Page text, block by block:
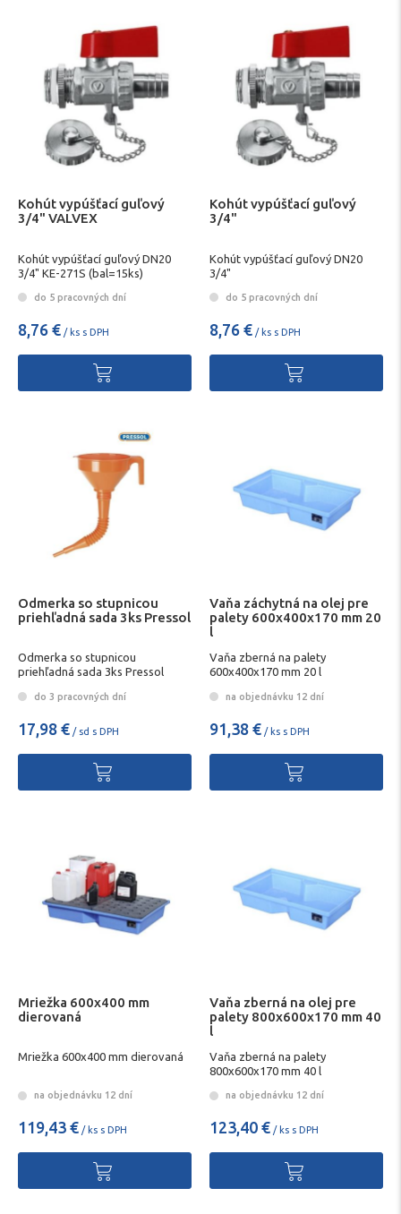
Kohút vypúšťací guľový
3/4" VALVEX
Kohút vypúšťací guľový DN20
3/4" KE-271S (bal=15ks)
do 5 pracovných dní
8,76 € / ks s DPH
Kohút vypúšťací guľový
3/4"
Kohút vypúšťací guľový DN20
3/4"
do 5 pracovných dní
8,76 € / ks s DPH
Odmerka so stupnicou
priehľadná sada 3ks Pressol
Odmerka so stupnicou
priehľadná sada 3ks Pressol
do 3 pracovných dní
17,98 € / sd s DPH
Vaňa záchytná na olej pre
palety 600x400x170 mm 20
l
Vaňa zberná na palety
600x400x170 mm 20 l
na objednávku 12 dní
91,38 € / ks s DPH
Mriežka 600x400 mm
dierovaná
Mriežka 600x400 mm dierovaná
na objednávku 12 dní
119,43 € / ks s DPH
Vaňa zberná na olej pre
palety 800x600x170 mm 40
l
Vaňa zberná na palety
800x600x170 mm 40 l
na objednávku 12 dní
123,40 € / ks s DPH